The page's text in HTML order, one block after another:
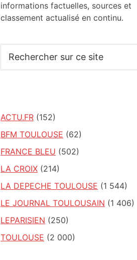
informations factuelles, sources et
classement actualisé en continu.
sur
ACTU.FR (152)
BFM TOULOUSE (62)
FRANCE BLEU (502)
LA CROIX (214)
LA DEPECHE TOULOUSE (1 544)
LE JOURNAL TOULOUSAIN (1 406)
LEPARISIEN (250)
TOULOUSE (2 000)